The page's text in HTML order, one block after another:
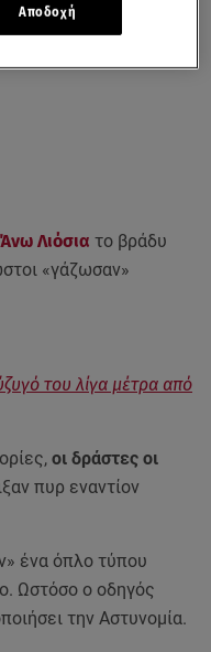
Άνω Λιόσια το βράδυ
«γάζωσαν»
του λίγα μέτρα από
οι δράστες οι
πυρ εναντίον
ένα όπλο τύπου
Ωστόσο ο οδηγός
την Αστυνομία.
Αποδοχή